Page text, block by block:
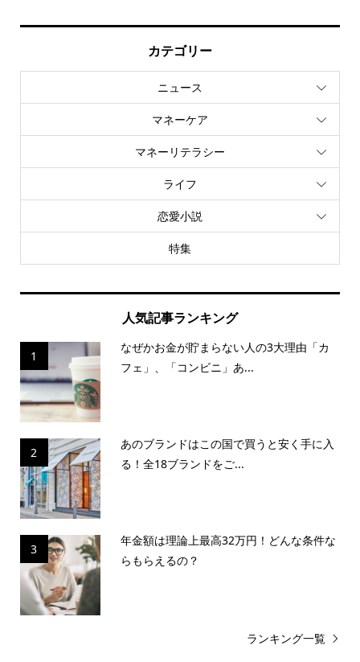
カテゴリー
ニュース
マネーケア
マネーリテラシー
ライフ
恋愛小説
特集
人気記事ランキング
1
なぜかお金が貯まらない人の3大理由「カ
フェ」、「コンビニ」あ...
2
あのブランドはこの国で買うと安く手に入
る！全18ブランドをご...
3
年金額は理論上最高32万円！どんな条件な
らもらえるの？
ランキング一覧